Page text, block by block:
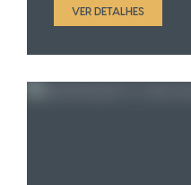
VER DETALHES